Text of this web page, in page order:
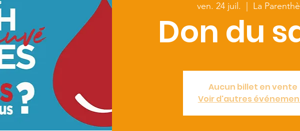
ven. 24 juil. La
Don du
Aucun billet en vente
Voir d'autres